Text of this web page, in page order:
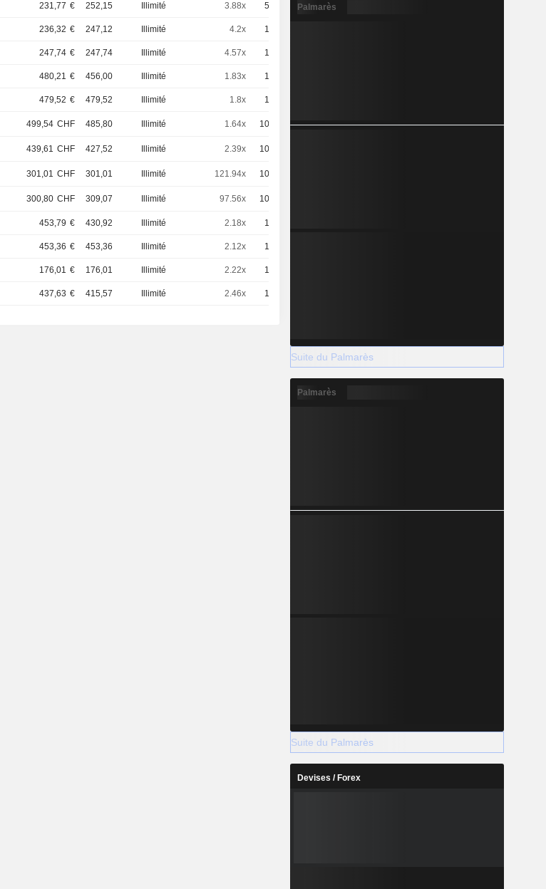
231,77 € 252,15 Illimité 3.88x 50 -
236,32 € 247,12 Illimité 4.2x 10
247,74 € 247,74 Illimité 4.57x 10
480,21 € 456,00 Illimité 1.83x 10
479,52 € 479,52 Illimité 1.8x 10
499,54 CHF 485,80 Illimité 1.64x 100 -CHF
439,61 CHF 427,52 Illimité 2.39x 100
301,01 CHF 301,01 Illimité 121.94x 100
300,80 CHF 309,07 Illimité 97.56x 100
453,79 € 430,92 Illimité 2.18x 10
453,36 € 453,36 Illimité 2.12x 10
176,01 € 176,01 Illimité 2.22x 10
437,63 € 415,57 Illimité 2.46x 10
Palmarès
Suite du Palmarès
Palmarès
Suite du Palmarès
Devises / Forex